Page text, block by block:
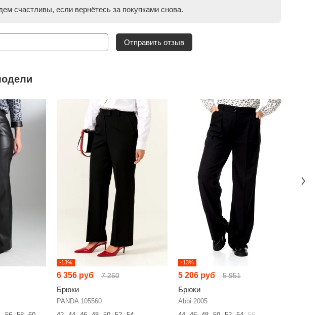
счастливы, если вернётесь за покупками снова.
Отправить отзыв
-13%
6 356 руб 7 260
Брюки
PANDA 105560
-13%
5 206 руб 5 951
Брюки
Abbi 2005